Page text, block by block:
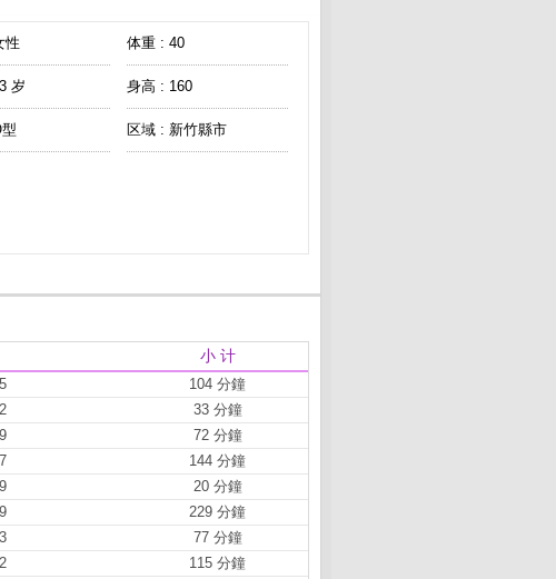
性 体重 : 40
岁 身高 : 160
区域 : 新竹縣市
小 计
104 分鐘
33 分鐘
72 分鐘
144 分鐘
20 分鐘
229 分鐘
77 分鐘
115 分鐘